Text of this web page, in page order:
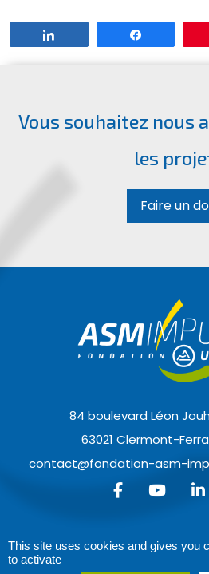
Vous souhaitez nous
les
Faire un
84 boulevard Léon
63021 Clermont-
contact@fondation-asm-
© 2022 Fondation ASM
This site uses cookies and gives you
to activate